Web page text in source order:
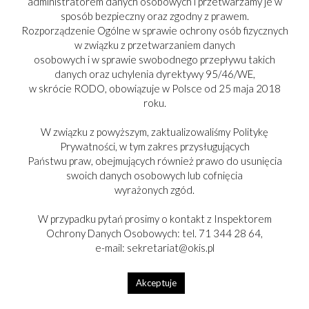
sposób bezpieczny oraz zgodny z prawem.
Rozporządzenie Ogólne w sprawie ochrony osób fizycznych
w związku z przetwarzaniem danych
osobowych i w sprawie swobodnego przepływu takich
danych oraz uchylenia dyrektywy 95/46/WE,
w skrócie RODO, obowiązuje w Polsce od 25 maja 2018
roku.
W związku z powyższym, zaktualizowaliśmy Politykę
Prywatności, w tym zakres przysługujących
Państwu praw, obejmujących również prawo do usunięcia
swoich danych osobowych lub cofnięcia
wyrażonych zgód.
W przypadku pytań prosimy o kontakt z Inspektorem
Ochrony Danych Osobowych: tel. 71 344 28 64,
e-mail: sekretariat@okis.pl
Akceptuje